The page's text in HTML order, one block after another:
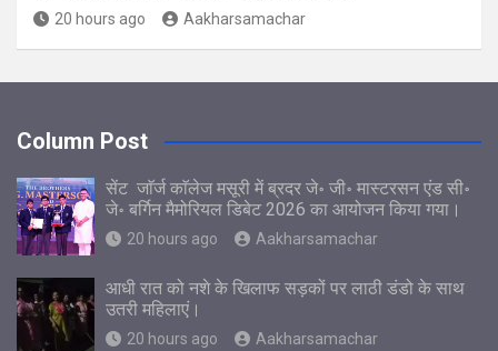
20 hours ago Aakharsamachar
Column Post
सेंट जाॅर्ज काॅलेज मसूरी में ब्रदर जे॰ जी॰ मास्टरसन एंड सी॰
जे॰ बर्गिन मैमोरियल डिबेट 2026 का आयोजन किया गया।
20 hours ago Aakharsamachar
आधी रात को नशे के खिलाफ सड़कों पर लाठी डंडो के साथ
उतरी महिलाएं।
20 hours ago Aakharsamachar